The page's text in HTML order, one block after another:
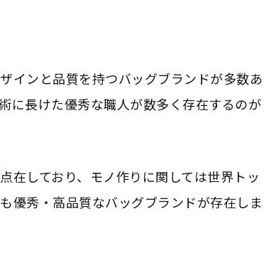
インと品質を持つバッグブランドが多数あ
に長けた優秀な職人が数多く存在するのが
在しており、モノ作りに関しては世界トッ
優秀・高品質なバッグブランドが存在しま